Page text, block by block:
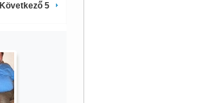
Következő 5